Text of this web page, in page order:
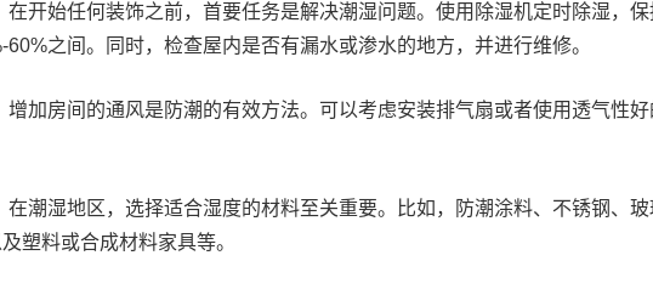
在开始任何装饰之前，首要任务是解决潮湿问题。使用除湿机定时除湿，保
60%之间。同时，检查屋内是否有漏水或渗水的地方，并进行维修。
增加房间的通风是防潮的有效方法。可以考虑安装排气扇或者使用透气性好
在潮湿地区，选择适合湿度的材料至关重要。比如，防潮涂料、不锈钢、玻
塑料或合成材料家具等。